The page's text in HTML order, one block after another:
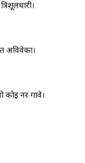
अविवेका।
नर गावे।